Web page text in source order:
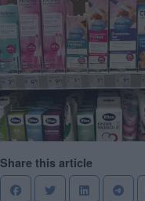
Share this article